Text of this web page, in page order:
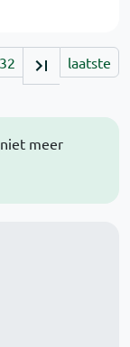
meer
32 laatste